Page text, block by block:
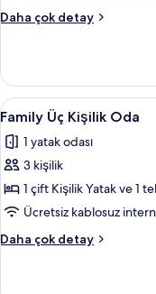
Daha çok detay
Presidential
fazla
detay
Family
Üç
Kişilik
Oda
için
tüm
fotoğrafları
görün
1
Family Üç Kişilik Oda
1 yatak odası
3 kişilik
1 çift Kişilik Yatak ve 1
Ücretsiz kablosuz
Daha çok detay
Family